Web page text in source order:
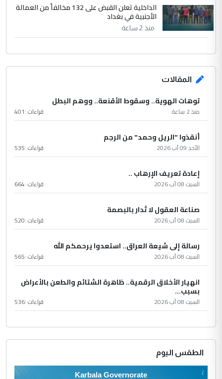
الداخلية تعلن القبض على 132 مخالفاً من العمالة
الأجنبية في بغداد
منذ 2 ساعة
المقالات
توهات الهوية.. وسقوط الأقنعة.. ووهم البطل
منذ 2 ساعة قراءات :401
أنقذوا "الريل وحمد" من الرجم
الأحد 09 آب 2026 قراءات :535
إعادة تعريف الإرهاب ..
السبت 08 آب 2026 قراءات :664
صناعة العقول لا تُدار بالبصمة
السبت 08 آب 2026 قراءات :520
رسالة إلى شيعة العراق.. استعدوا يرحمكم الله
السبت 08 آب 2026 قراءات :565
انهيار الأخلاق الرقمية.. ظاهرة الشتائم والطعن بالأعراض
بسبب...
السبت 08 آب 2026 قراءات :536
الطقس اليوم
Karbala Governorate